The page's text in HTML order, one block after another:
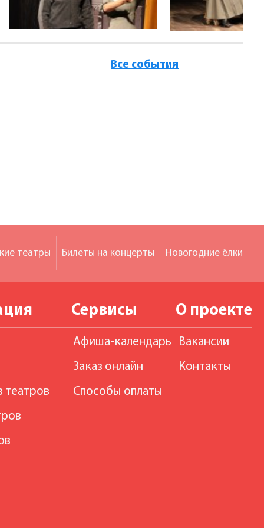
Все события
театры Билеты на концерты Новогодние ёлки
Сервисы О проекте
театров
Афиша-календарь
Заказ онлайн
Способы оплаты
Вакансии
Контакты